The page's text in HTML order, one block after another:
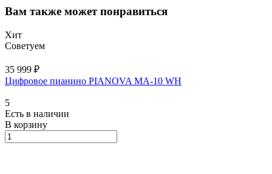
Вам также может понравиться
Хит
Советуем
35 999 ₽
Цифровое пианино PIANOVA MA-10 WH
5
Есть в наличии
В корзину